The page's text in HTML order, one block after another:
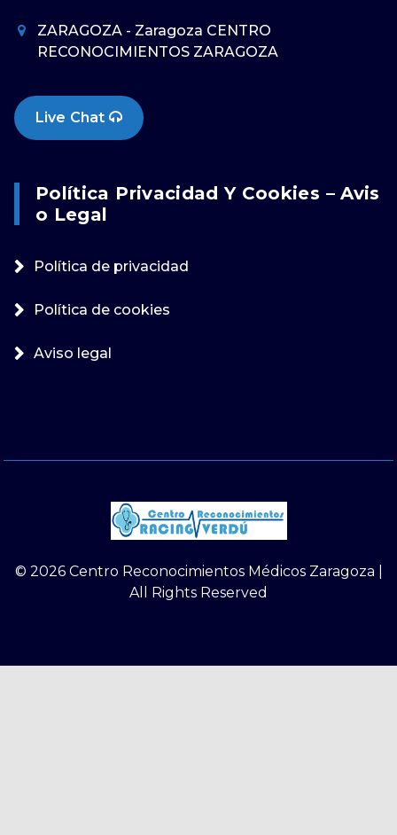
ZARAGOZA - Zaragoza CENTRO
RECONOCIMIENTOS ZARAGOZA
Live Chat
Política Privacidad Y Cookies – Avis
O Legal
Política de privacidad
Política de cookies
Aviso legal
© 2026 Centro Reconocimientos Médicos Zaragoza |
All Rights Reserved